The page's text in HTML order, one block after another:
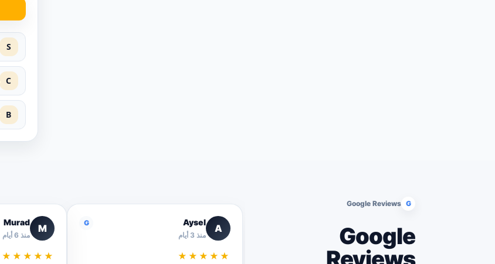
S
C
B
G
Google Reviews
Google
Reviews
A
Aysel
منذ 3 أيام
G
★★★★★
M
Murad
منذ 6 أيام
★★★★★